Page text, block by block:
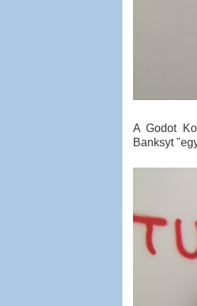
A Godot
Banksyt